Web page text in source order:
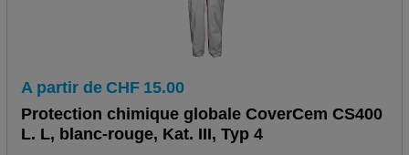
A partir de CHF 15.00
Protection chimique globale CoverCem CS400
L. L, blanc-rouge, Kat. III, Typ 4